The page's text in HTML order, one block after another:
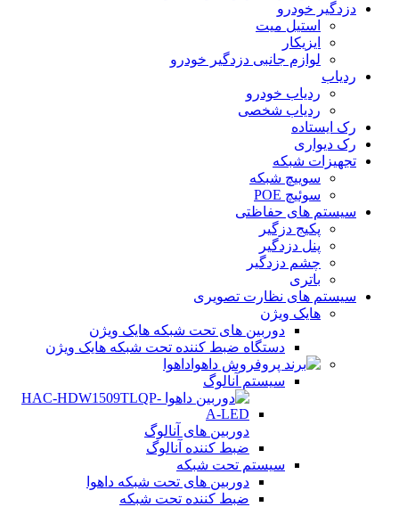
دزدگیر خودرو
استیل میت
ایزیکار
لوازم جانبی دزدگیر خودرو
ردیاب
ردیاب خودرو
ردیاب شخصی
رک ایستاده
رک دیواری
تجهیزات شبکه
سوییچ شبکه
سوئیچ POE
سیستم های حفاظتی
پکیج دزگیر
پنل دزدگیر
چشم دزدگیر
باتری
سیستم های نظارت تصویری
هایک ویژن
دوربین های تحت شبکه هایک ویژن
دستگاه ضبط کننده تحت شبکه هایک ویژن
داهوا
سیستم آنالوگ
دوربین های آنالوگ
ضبط کننده آنالوگ
سیستم تحت شبکه
دوربین های تحت شبکه داهوا
ضبط کننده تحت شبکه